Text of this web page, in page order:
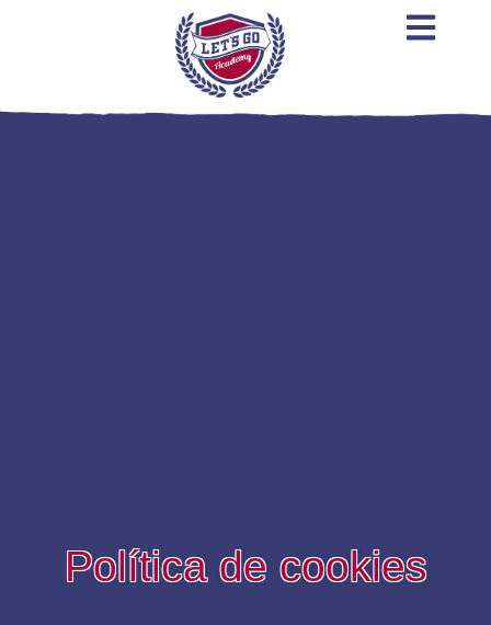
Política de cookies